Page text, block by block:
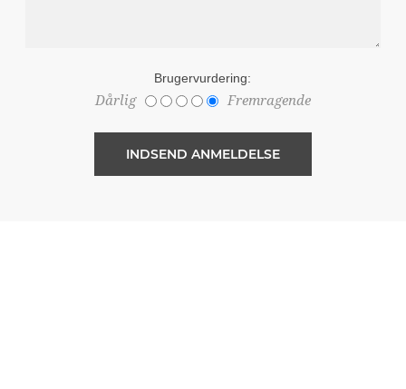
Brugervurdering:
Dårlig Fremragende